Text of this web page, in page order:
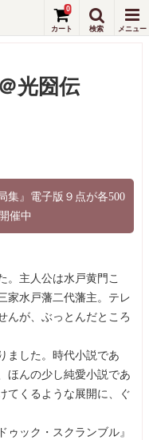
0
光圀伝
集』電子版９点が各500
催中
。主人公は水戸黄門こ
家水戸藩二代藩主。テレ
んが、ぶっとんだところ
ました。時代小説であ
ほんの少し純愛小説であ
てくるような展開に、ぐ
ック・スクランブル』